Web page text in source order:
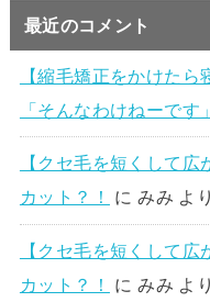
最近のコメント
【縮毛矯正をかけた
「そんなわけねーです
【クセ毛を短くして
カット？！
にみみ より
【クセ毛を短くして
カット？！
にみみ より